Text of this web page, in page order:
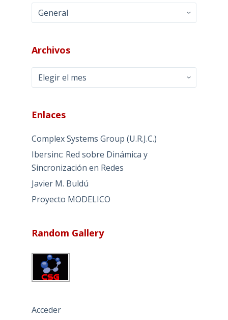
Categorías
Archivos
Archivos
Enlaces
Complex Systems Group (U.R.J.C.)
Ibersinc: Red sobre Dinámica y
Sincronización en Redes
Javier M. Buldú
Proyecto MODELICO
Random Gallery
Acceder